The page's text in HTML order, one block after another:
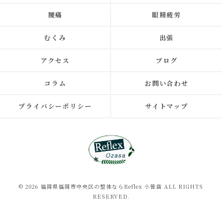
腰痛 眼精疲労
むくみ 出張
アクセス ブログ
コラム お問い合わせ
プライバシーポリシー サイトマップ
© 2026 福岡県福岡市中央区の整体ならReflex 小笹店 ALL RIGHTS
RESERVED.